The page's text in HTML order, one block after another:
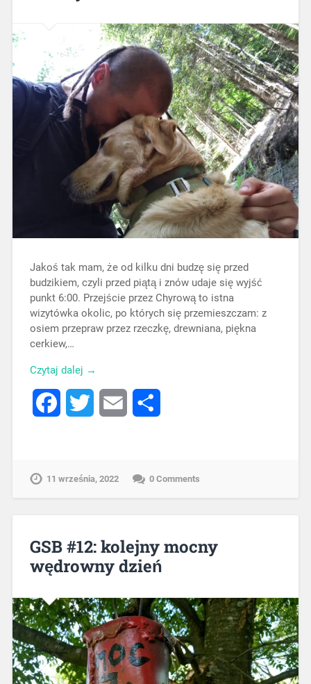
Jakoś tak mam, że od kilku dni budzę się przed
budzikiem, czyli przed piątą i znów udaje się wyjść
punkt 6:00. Przejście przez Chyrową to istna
wizytówka okolic, po których się przemieszczam: z
osiem przepraw przez rzeczkę, drewniana, piękna
cerkiew,…
Czytaj dalej →
FacebookTwitter Email
11 września, 2022 0 Comments
GSB #12: kolejny mocny
wędrowny dzień